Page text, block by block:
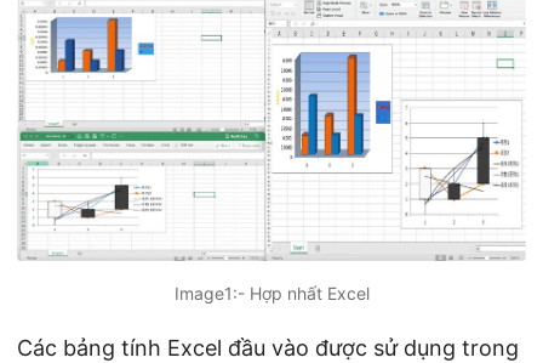
Image1:- Hợp nhất Excel
Các bảng tính Excel đầu vào được sử dụng trong